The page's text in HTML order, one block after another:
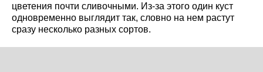
цветения почти сливочными. Из-за этого один куст
одновременно выглядит так, словно на нем растут
сразу несколько разных сортов.